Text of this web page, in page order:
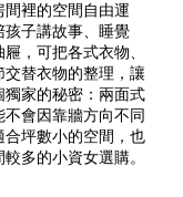
裡的空間自由運
孩子講故事、睡覺
，可把各式衣物、
替衣物的整理，讓
獨家的秘密：兩面式
會因靠牆方向不同
合坪數小的空間，也
多的小資女選購。